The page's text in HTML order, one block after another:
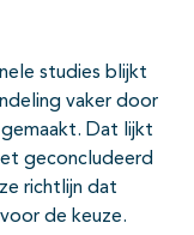
studies blijkt
vaker door
Dat lijkt
geconcludeerd
richtlijn dat
de keuze.